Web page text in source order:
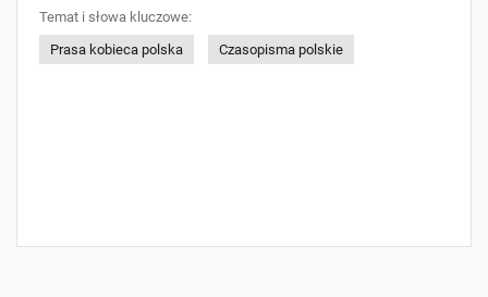
Temat i słowa kluczowe:
Prasa kobieca polska
Czasopisma polskie